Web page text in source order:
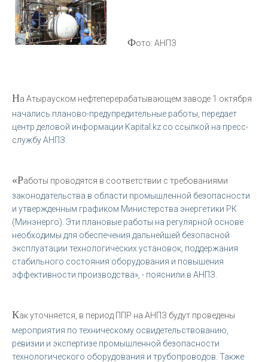
Фото: АНПЗ
На Атырауском нефтеперерабатывающем заводе 1 октября
начались планово-предупредительные работы, передает
центр деловой информации Kapital.kz со ссылкой на пресс-
службу АНПЗ.
«Работы проводятся в соответствии с требованиями
законодательства в области промышленной безопасности
и утвержденным графиком Министерства энергетики РК
(Минэнерго). Эти плановые работы на регулярной основе
необходимы для обеспечения дальнейшей безопасной
эксплуатации технологических установок, поддержания
стабильного состояния оборудования и повышения
эффективности производства», - пояснили в АНПЗ.
Как уточняется, в период ППР на АНПЗ будут проведены
мероприятия по техническому освидетельствованию,
ревизии и экспертизе промышленной безопасности
технологического оборудования и трубопроводов. Также